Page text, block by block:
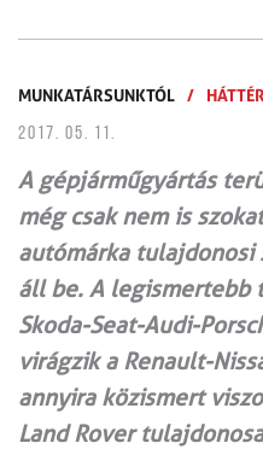
MUNKATÁRSUNKTÓL / HÁTTÉR
2017. 05. 11.
A gépjárműgyártás
még csak nem is
autómárka
áll be. A legismertebb
Skoda-Seat-Audi-
virágzik a Renault-
annyira közismert
Land Rover